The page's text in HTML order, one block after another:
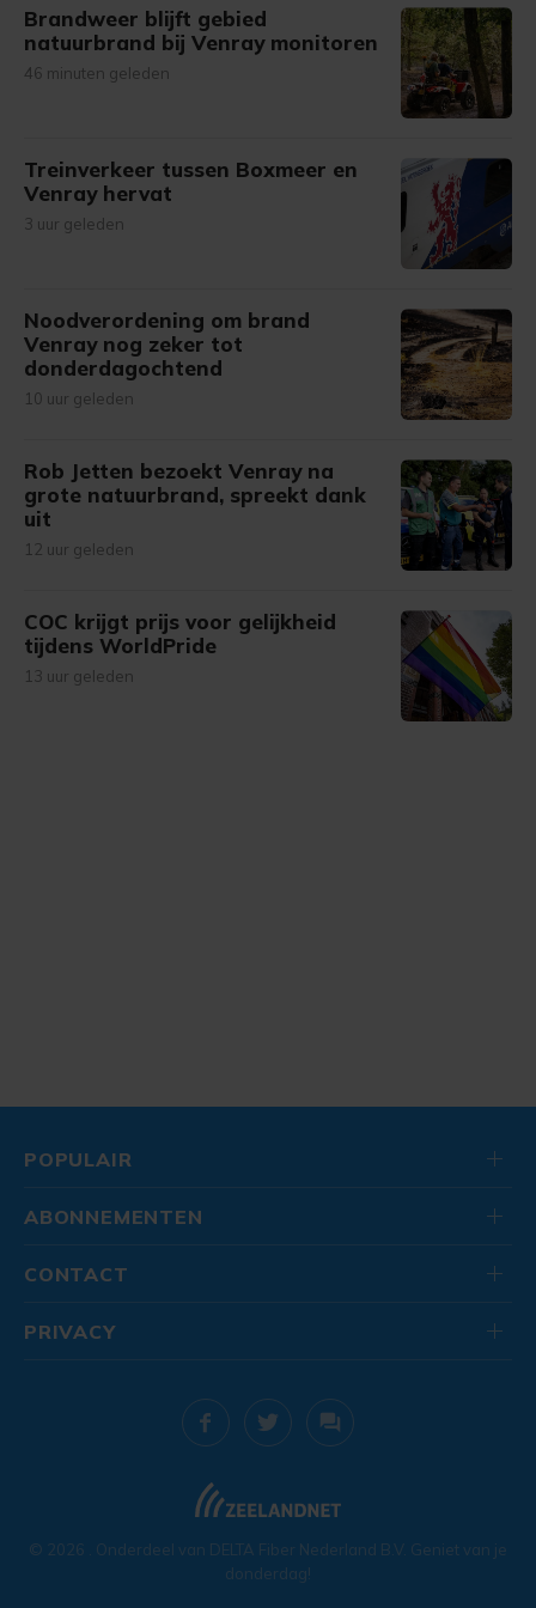
Brandweer blijft gebied
natuurbrand bij Venray monitoren
46 minuten geleden
Treinverkeer tussen Boxmeer en
Venray hervat
3 uur geleden
Noodverordening om brand
Venray nog zeker tot
donderdagochtend
10 uur geleden
Rob Jetten bezoekt Venray na
grote natuurbrand, spreekt dank
uit
12 uur geleden
COC krijgt prijs voor gelijkheid
tijdens WorldPride
13 uur geleden
POPULAIR
ABONNEMENTEN
CONTACT
© 2026 . Onderdeel van DELTA Fiber Nederland B.V. Geniet van je
donderdag!
PRIVACY